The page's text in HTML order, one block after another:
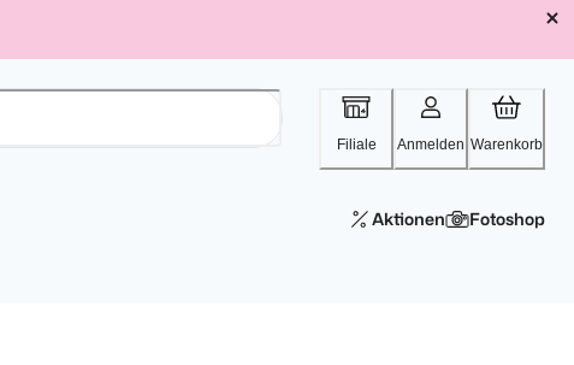
Filiale Anmelden Warenkorb
Aktionen Fotoshop